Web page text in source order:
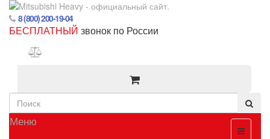
8 (800) 200-19-04
БЕСПЛАТНЫЙ звонок по России
Меню